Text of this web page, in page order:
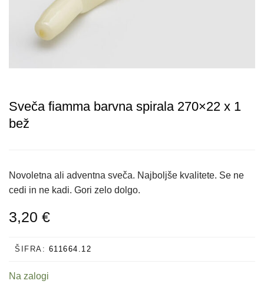
Sveča fiamma barvna spirala 270×22 x 1
bež
Novoletna ali adventna sveča. Najboljše kvalitete. Se ne
cedi in ne kadi. Gori zelo dolgo.
3,20 €
ŠIFRA: 611664.12
Na zalogi